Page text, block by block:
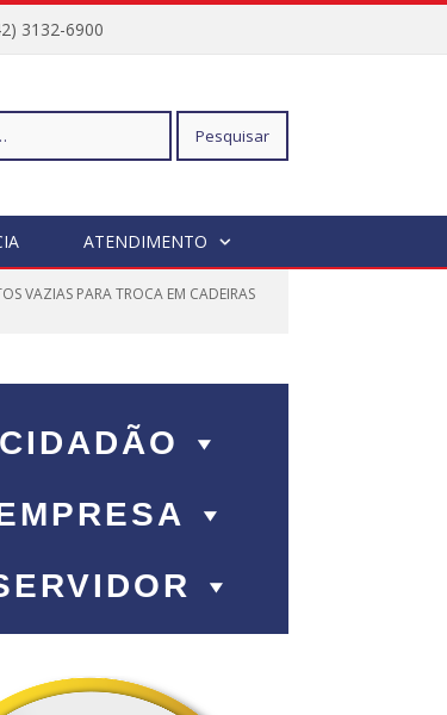
3132-6900
ATENDIMENTO
VAZIAS PARA TROCA EM CADEIRAS
CIDADÃO